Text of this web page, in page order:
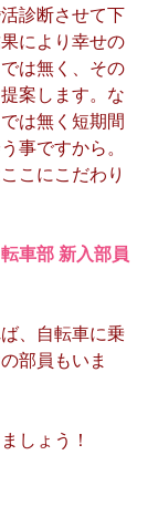
診断させて下
により幸せの
は無く、その
案します。な
は無く短期間
事ですから。
こにこだわり
車部 新入部員
、自転車に乗
部員もいま
しょう！